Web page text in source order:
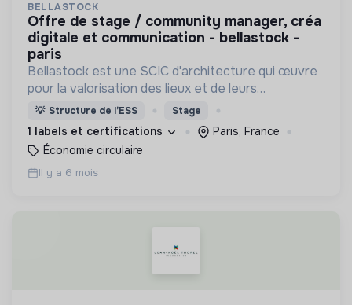
BELLASTOCK
offre de stage / community manager, créa
digitale et communication - bellastock -
paris
Bellastock est une SCIC d'architecture qui œuvre
pour la valorisation des lieux et de leurs
ressources en proposant des alternatives à l'acte
de construire.
💡 Structure de l’ESS Stage
1 labels et certifications
Paris, France
Économie circulaire
Il y a 6 mois